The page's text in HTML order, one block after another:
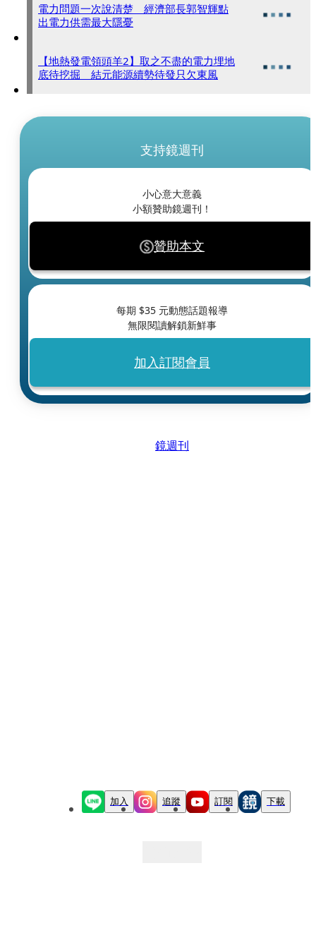
電力問題一次說清楚 經濟部長郭智輝點
出電力供需最大隱憂
【地熱發電領頭羊2】取之不盡的電力埋地
底待挖掘 結元能源續勢待發只欠東風
支持鏡週刊
小心意大意義
小額贊助鏡週刊！
贊助本文
每期 $35 元動態話題報導
無限閱讀解鎖新鮮事
加入訂閱會員
鏡週刊
加入 追蹤 訂閱 下載